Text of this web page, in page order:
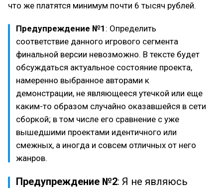
что же платятся минимум почти 6 тысяч рублей.
Предупреждение №1 : Определить
соответствие данного игрового сегмента
финальной версии невозможно. В тексте будет
обсуждаться актуальное состояние проекта,
намеренно выбранное авторами к
демонстрации, не являющееся утечкой или еще
каким-то образом случайно оказавшейся в сети
сборкой; в том числе его сравнение с уже
вышедшими проектами идентичного или
смежных, а иногда и совсем отличных от него
жанров.
Предупреждение №2: Я не являюсь